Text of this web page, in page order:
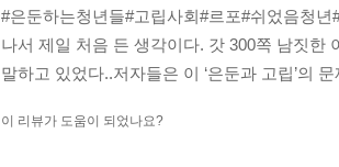
#은둔하는청년들#고립사회#르포#쉬었음청
나서 제일 처음 든 생각이다. 갓 300쪽 남짓한
말하고 있었다..저자들은 이 ‘은둔과 고립’의
이 리뷰가 도움이 되었나요?